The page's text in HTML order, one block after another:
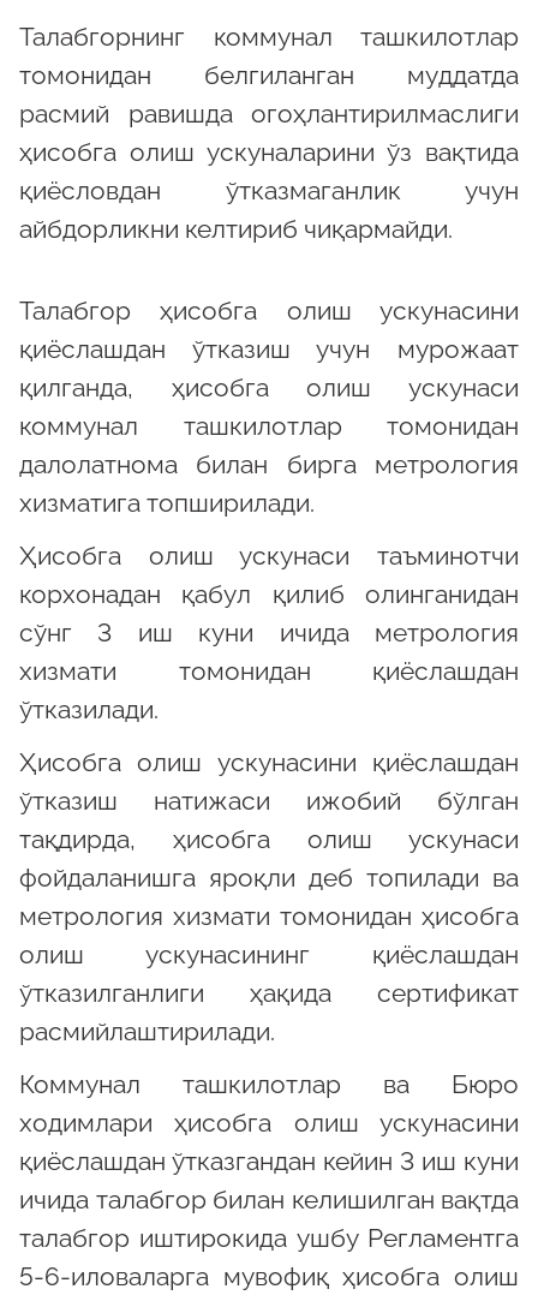
Талабгорнинг коммунал ташкилотлар
томонидан белгиланган муддатда
расмий равишда огоҳлантирилмаслиги
ҳисобга олиш ускуналарини ўз вақтида
қиёсловдан ўтказмаганлик учун
айбдорликни келтириб чиқармайди.
Талабгор ҳисобга олиш ускунасини
қиёслашдан ўтказиш учун мурожаат
қилганда, ҳисобга олиш ускунаси
коммунал ташкилотлар томонидан
далолатнома билан бирга метрология
хизматига топширилади.
Ҳисобга олиш ускунаси таъминотчи
корхонадан қабул қилиб олинганидан
сўнг 3 иш куни ичида метрология
хизмати томонидан қиёслашдан
ўтказилади.
Ҳисобга олиш ускунасини қиёслашдан
ўтказиш натижаси ижобий бўлган
тақдирда, ҳисобга олиш ускунаси
фойдаланишга яроқли деб топилади ва
метрология хизмати томонидан ҳисобга
олиш ускунасининг қиёслашдан
ўтказилганлиги ҳақида сертификат
расмийлаштирилади.
Коммунал ташкилотлар ва Бюро
ходимлари ҳисобга олиш ускунасини
қиёслашдан ўтказгандан кейин 3 иш куни
ичида талабгор билан келишилган вақтда
талабгор иштирокида ушбу Регламентга
5-6-иловаларга мувофиқ ҳисобга олиш